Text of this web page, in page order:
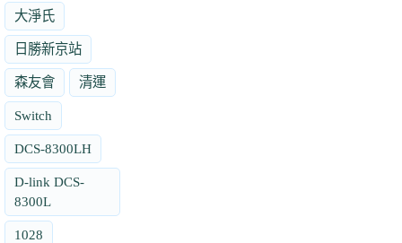
大淨氏
日勝新京站
森友會 清運
Switch
DCS-8300LH
D-link DCS-
8300L
1028